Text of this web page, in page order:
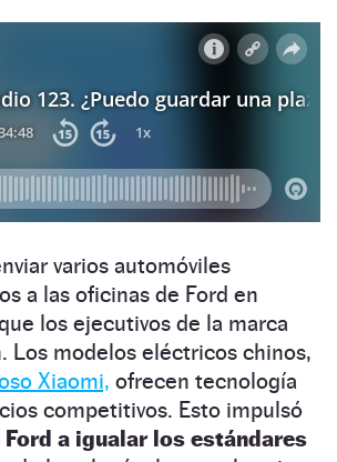
varios automóviles
a las oficinas de Ford en
los ejecutivos de la marca
Los modelos eléctricos chinos,
Xiaomi, ofrecen tecnología
competitivos. Esto impulsó
Ford a igualar los estándares